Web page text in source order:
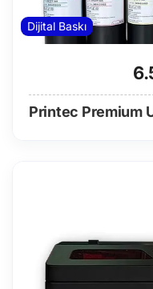
Dijital Baskı
Printec Premium